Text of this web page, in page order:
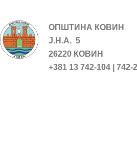
ОПШТИНА КОВИН
Ј.Н.А. 5
26220 КОВИН
+381 13 742-104 | 742-